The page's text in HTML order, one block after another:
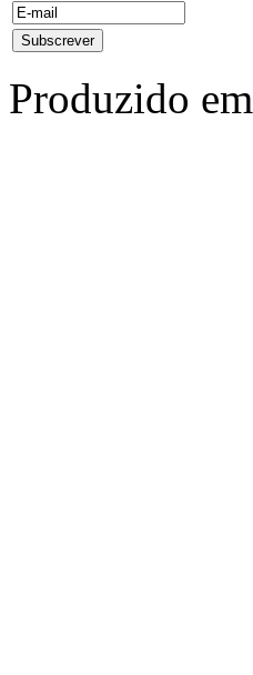
Produzido em